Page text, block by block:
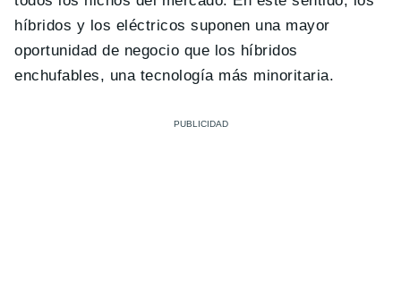
híbridos y los eléctricos suponen una mayor
oportunidad de negocio que los híbridos
enchufables, una tecnología más minoritaria.